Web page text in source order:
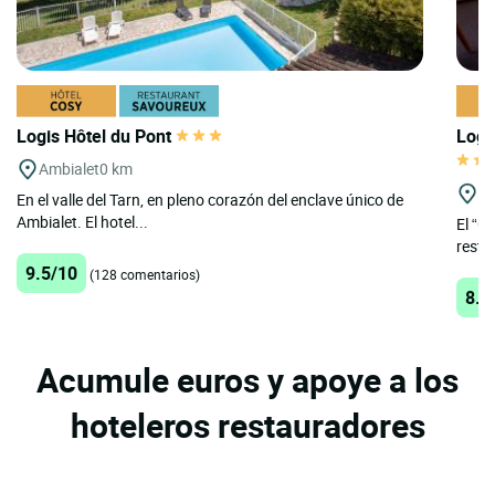
Logis Hôtel du Pont
Ambialet0 km
En el valle del Tarn, en pleno corazón del enclave único de
Ambialet. El hotel...
9.5/10 (128 comentarios)
El
Acumule euros y apoye a los
hoteleros restauradores